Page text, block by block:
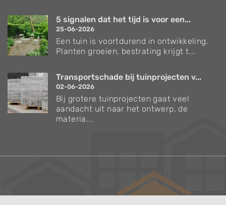
5 signalen dat het tijd is voor een...
25-06-2026
Een tuin is voortdurend in ontwikkeling.
Planten groeien, bestrating krijgt t...
Transportschade bij tuinprojecten v...
02-06-2026
Bij grotere tuinprojecten gaat veel
aandacht uit naar het ontwerp, de
materia...